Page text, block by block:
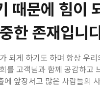
때문에 힘이
한 존재입니
되게 하기도 하며 항상 우
를 고객님과 함께 공감하고
앞장서고 많은 사람들의